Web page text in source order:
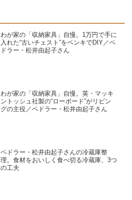
わが家の「収納家具」自慢。1万円で手に
入れた“古いチェスト”をペンキでDIY／ペ
ドラー・松井由起子さん
わが家の「収納家具」自慢。英・マッキ
ントッシュ社製の“ローボード”がリビン
グの主役／ペドラー・松井由起子さん
ペドラー・松井由起子さんの冷蔵庫整
理。食材をおいしく食べ切る冷蔵庫、3つ
の工夫